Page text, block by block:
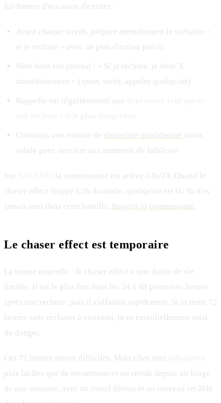
lui donner d'occasion d'exister :
Avant chaque streak, prépare mentalement le scénario «
si je rechute » avec un plan d'action précis
Note dans ton journal : « Si je rechute, je ferai X
immédiatement » (sport, sortir, appeler quelqu'un)
Rappelle-toi régulièrement que
Construis une routine de discipline quotidienne assez
solide pour survivre aux moments de faiblesse
Sur
, la communauté est active 24h/24. Quand le
chaser effect frappe à 2h du matin, quelqu'un est là. Tu n'es
jamais seul dans cette bataille. Rejoins la communauté.
Le chaser effect est temporaire
La bonne nouvelle : le chaser effect a une durée de vie
limitée. Il est le plus fort dans les 24 à 48 premières heures
après une rechute, puis il s'affaiblit rapidement. Si tu tiens 72
heures sans rechuter à nouveau, tu es essentiellement sorti
du danger.
Ces 72 heures seront difficiles. Mais elles sont
plus faciles que de recommencer un streak depuis un binge
de une semaine, avec un moral détruit et un cerveau recâblé